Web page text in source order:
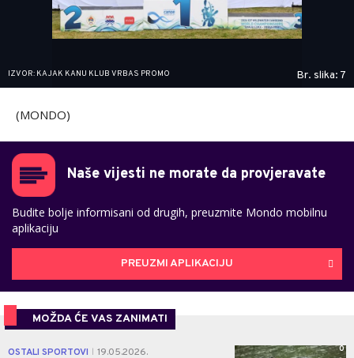
IZVOR: KAJAK KANU KLUB VRBAS PROMO Br. slika: 7
(MONDO)
Naše vijesti ne morate da provjeravate
Budite bolje informisani od drugih, preuzmite Mondo mobilnu
aplikaciju
PREUZMI APLIKACIJU
MOŽDA ĆE VAS ZANIMATI
OSTALI SPORTOVI 19.05.2026. 0